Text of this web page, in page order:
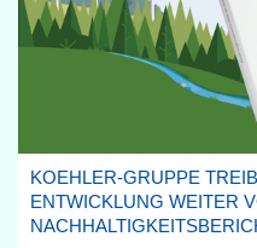
KOEHLER-GRUPPE
ENTWICKLUNG WEITER